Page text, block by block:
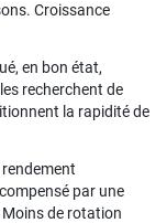
Croissance
en bon état,
recherchent de
la rapidité de
par une
de rotation